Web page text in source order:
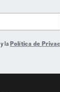
y la Política de